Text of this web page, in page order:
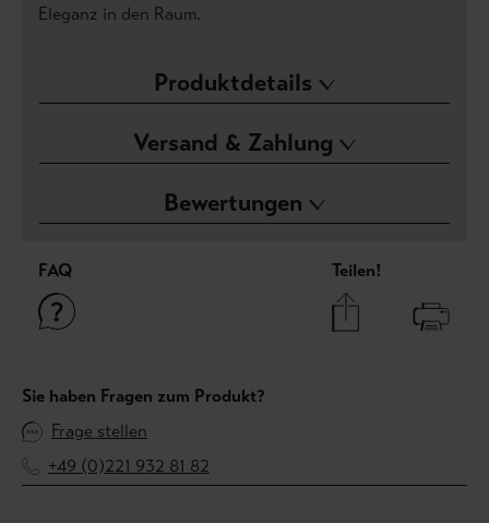
Eleganz in den Raum.
Produktdetails
Versand & Zahlung
Bewertungen
FAQ Teilen!
Sie haben Fragen zum Produkt?
Frage stellen
+49 (0)221 932 81 82